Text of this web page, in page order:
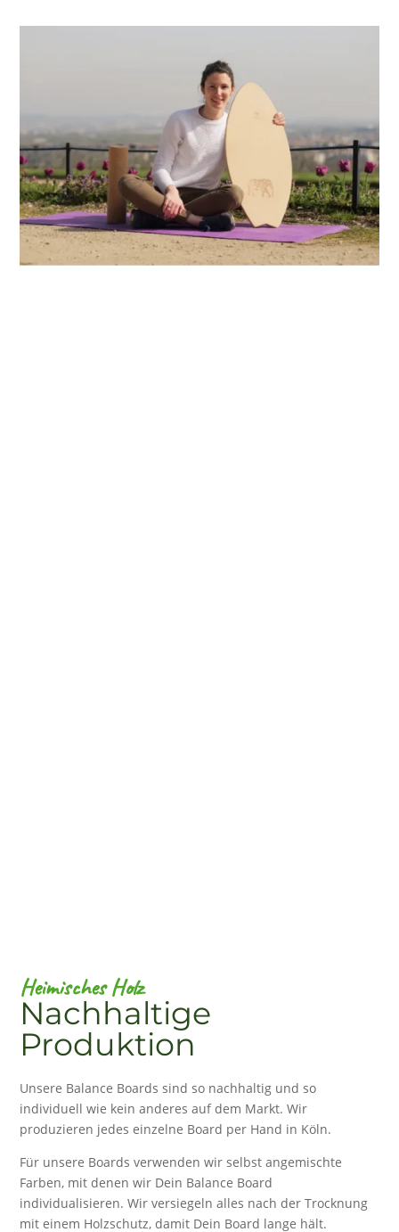
Heimisches Holz
Nachhaltige
Produktion
Unsere Balance Boards sind so nachhaltig und so
individuell wie kein anderes auf dem Markt. Wir
produzieren jedes einzelne Board per Hand in Köln.
Für unsere Boards verwenden wir selbst angemischte
Farben, mit denen wir Dein Balance Board
individualisieren. Wir versiegeln alles nach der Trocknung
mit einem Holzschutz, damit Dein Board lange hält.